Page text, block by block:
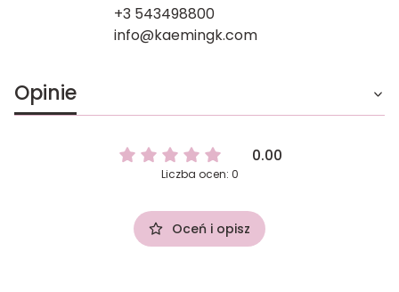
+3 543498800
info@kaemingk.com
Opinie
0.00
Liczba ocen: 0
Oceń i opisz